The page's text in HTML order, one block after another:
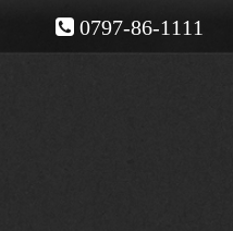
0797-86-1111